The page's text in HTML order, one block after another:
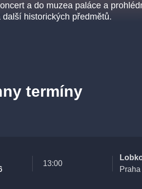
a do muzea paláce a
další historických předmětů.
termíny
13:00
Praha
muzikálypraha divadlopraha